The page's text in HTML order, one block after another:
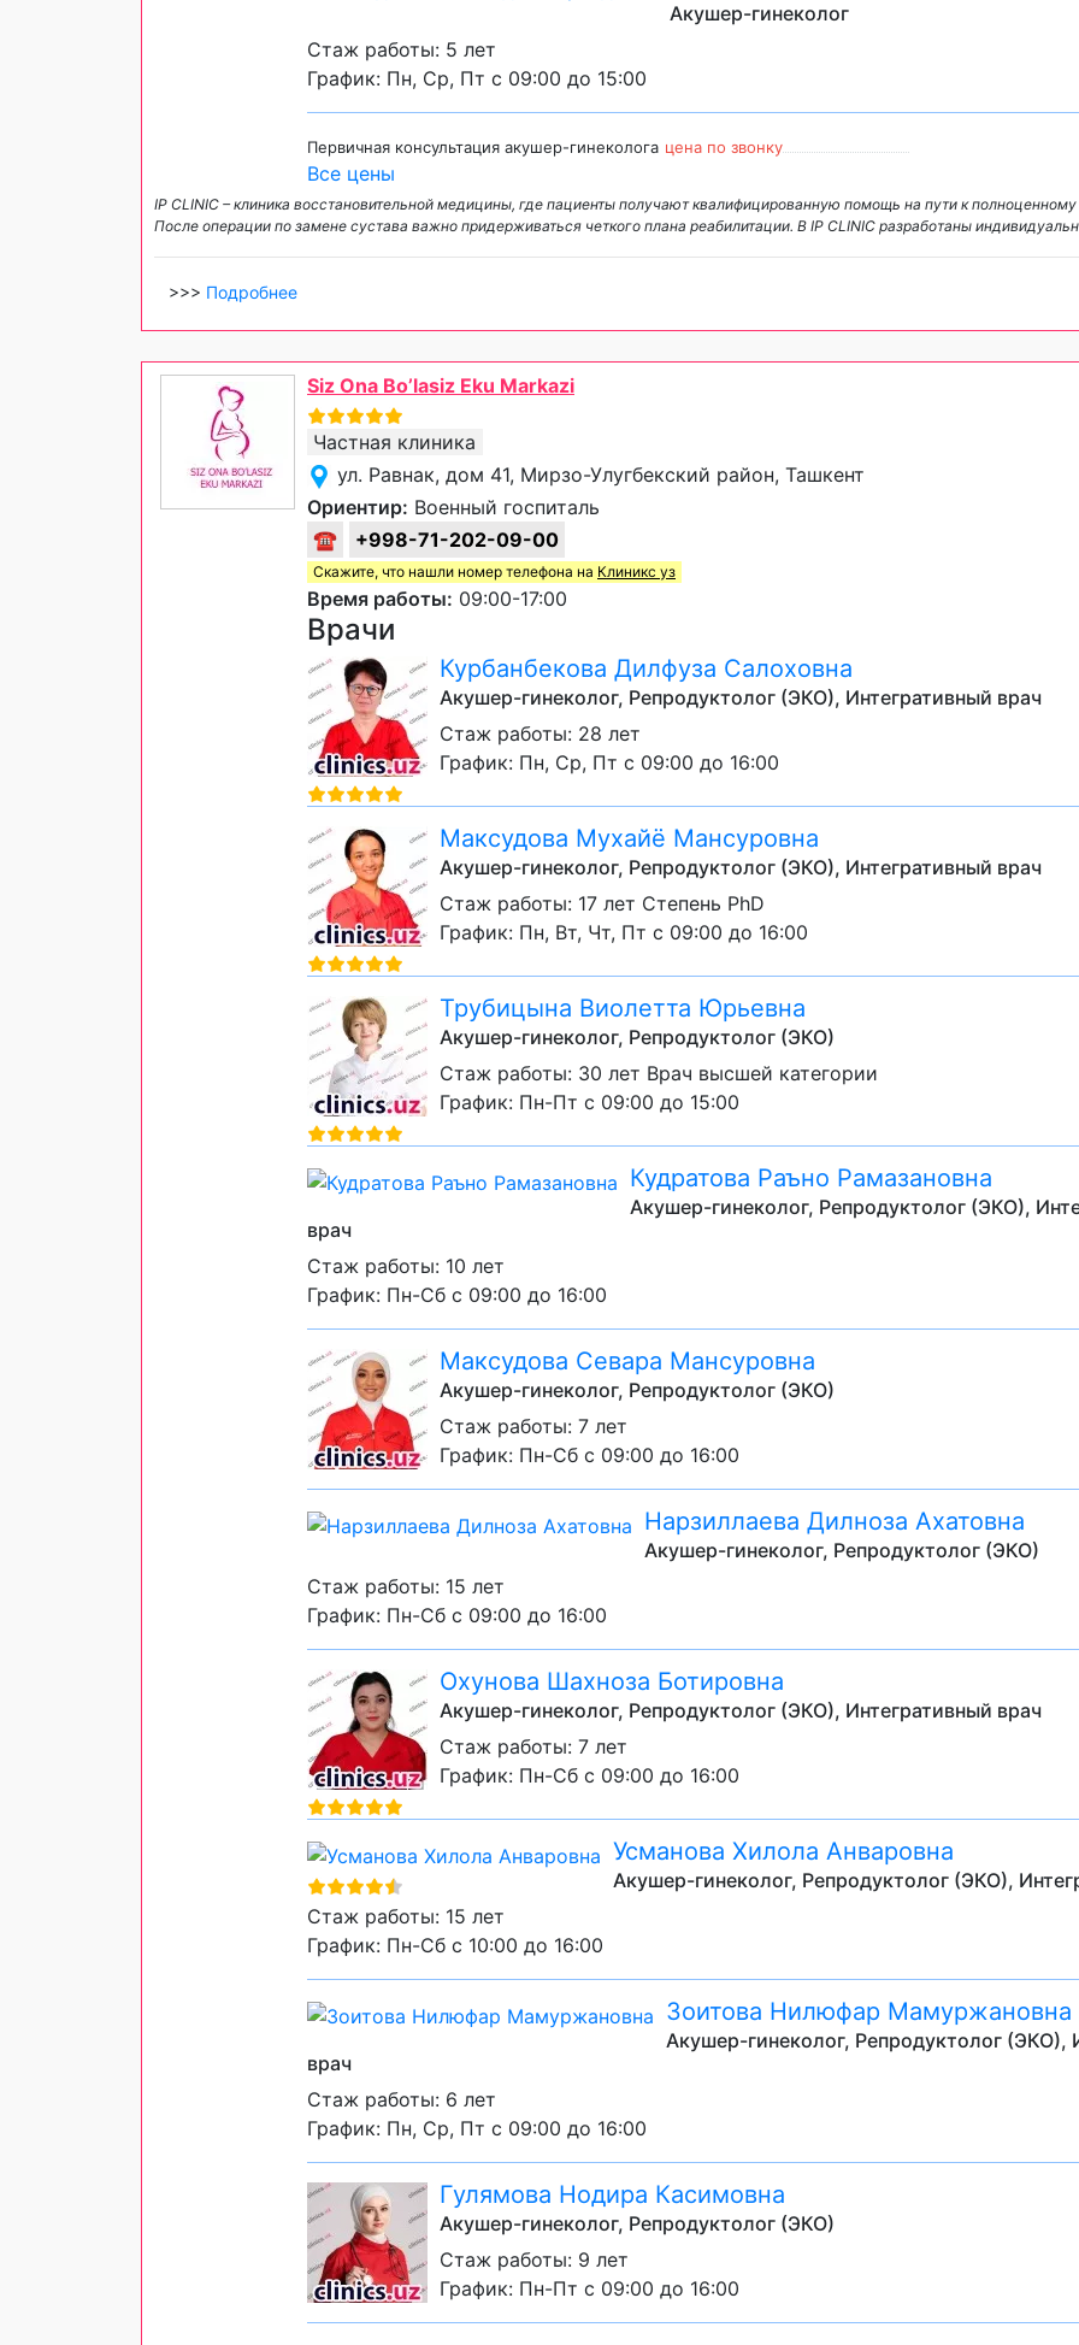
Акушер-гинеколог
Стаж работы: 5 лет
График: Пн, Ср, Пт с 09:00 до 15:00
Первичная консультация акушер-гинеколога цена по звонку
Все цены
IP CLINIC – клиника восстановительной медицины, где пациенты получают квалифицированную помощь на пути к
После операции по замене сустава важно придерживаться четкого плана реабилитации. В IP CLINIC разработаны
>>> Подробнее
Siz Ona Bo’lasiz Eku Markazi
Частная клиника
ул. Равнак, дом 41, Мирзо-Улугбекский район, Ташкент
Ориентир: Военный госпиталь
☎
+998-71-202-09-00
Скажите, что нашли номер телефона на Клиникс уз
Время работы: 09:00-17:00
Врачи
Курбанбекова Дилфуза Салоховна
Акушер-гинеколог, Репродуктолог (ЭКО), Интегративный врач
Стаж работы: 28 лет
График: Пн, Ср, Пт с 09:00 до 16:00
Максудова Мухайё Мансуровна
Акушер-гинеколог, Репродуктолог (ЭКО), Интегративный врач
Стаж работы: 17 лет Степень PhD
График: Пн, Вт, Чт, Пт с 09:00 до 16:00
Трубицына Виолетта Юрьевна
Акушер-гинеколог, Репродуктолог (ЭКО)
Стаж работы: 30 лет Врач высшей категории
График: Пн-Пт с 09:00 до 15:00
Кудратова Раъно Рамазановна
Акушер-гинеколог, Репродуктолог (ЭКО),
врач
Стаж работы: 10 лет
График: Пн-Сб с 09:00 до 16:00
Максудова Севара Мансуровна
Акушер-гинеколог, Репродуктолог (ЭКО)
Стаж работы: 7 лет
График: Пн-Сб с 09:00 до 16:00
Нарзиллаева Дилноза Ахатовна
Акушер-гинеколог, Репродуктолог (ЭКО)
Стаж работы: 15 лет
График: Пн-Сб с 09:00 до 16:00
Охунова Шахноза Ботировна
Акушер-гинеколог, Репродуктолог (ЭКО), Интегративный врач
Стаж работы: 7 лет
График: Пн-Сб с 09:00 до 16:00
Усманова Хилола Анваровна
Акушер-гинеколог, Репродуктолог (ЭКО),
Стаж работы: 15 лет
График: Пн-Сб с 10:00 до 16:00
Зоитова Нилюфар Мамуржановна
Акушер-гинеколог, Репродуктолог (ЭКО),
врач
Стаж работы: 6 лет
График: Пн, Ср, Пт с 09:00 до 16:00
Гулямова Нодира Касимовна
Акушер-гинеколог, Репродуктолог (ЭКО)
Стаж работы: 9 лет
График: Пн-Пт с 09:00 до 16:00